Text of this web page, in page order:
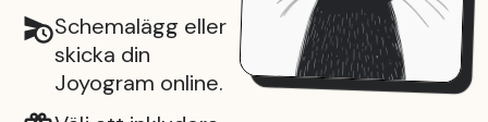
Schemalägg eller
skicka din
Joyogram online.